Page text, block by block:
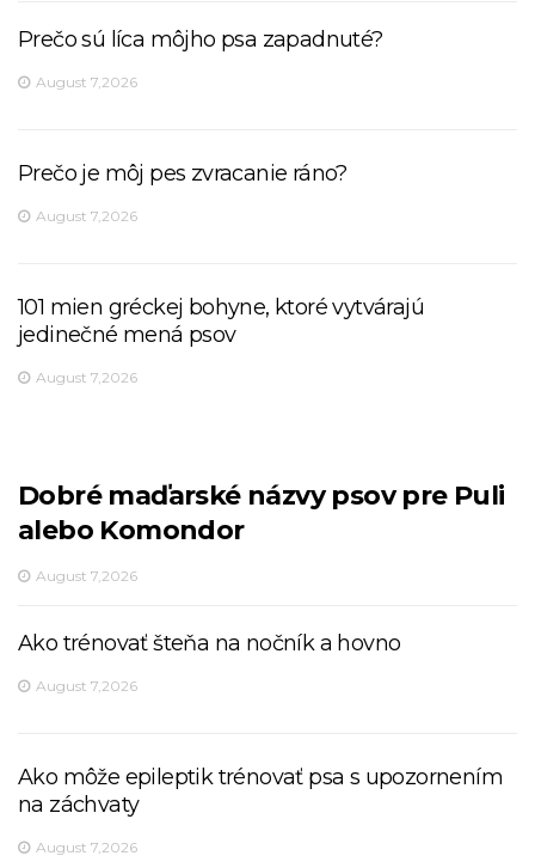
Prečo sú líca môjho psa zapadnuté?
August 7,2026
Prečo je môj pes zvracanie ráno?
August 7,2026
101 mien gréckej bohyne, ktoré vytvárajú
jedinečné mená psov
August 7,2026
Dobré maďarské názvy psov pre Puli
alebo Komondor
August 7,2026
Ako trénovať šteňa na nočník a hovno
August 7,2026
Ako môže epileptik trénovať psa s upozornením
na záchvaty
August 7,2026